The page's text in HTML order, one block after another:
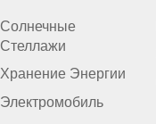
Солнечные
Стеллажи
Хранение Энергии
Электромобиль